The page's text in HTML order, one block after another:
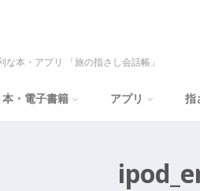
本・アプリ 「旅の指さし会話帳」
本・電子書籍 アプリ 指